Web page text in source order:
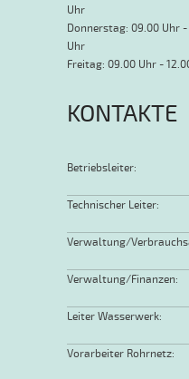
Uhr
Donnerstag: 09.00 Uhr
Uhr
Freitag: 09.00 Uhr -
KONTAKTE
Betriebsleiter:
Technischer Leiter:
Verwaltung/
Verwaltung/Finanzen:
Leiter Wasserwerk:
Vorarbeiter Rohrnetz: